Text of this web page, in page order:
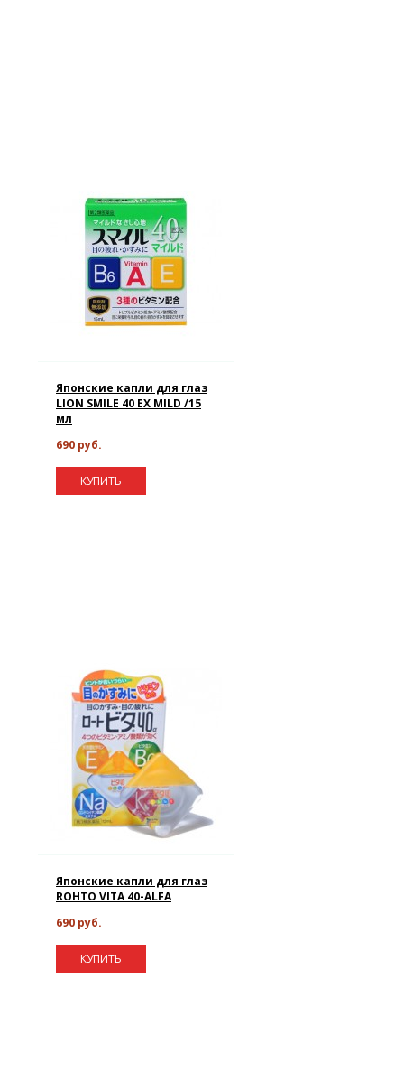
Японские капли для глаз
LION SMILE 40 EX MILD /15
мл
690 руб.
КУПИТЬ
Японские капли для глаз
ROHTO VITA 40-ALFA
690 руб.
КУПИТЬ